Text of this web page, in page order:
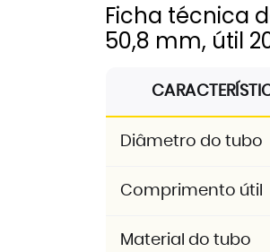
Ficha técnica
50,8 mm, útil
Diâmetro do tubo
Comprimento útil
Material do tubo